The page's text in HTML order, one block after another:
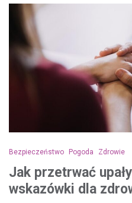
Bezpieczeństwo Pogoda Zdrowie
Jak przetrwać
wskazówki dla